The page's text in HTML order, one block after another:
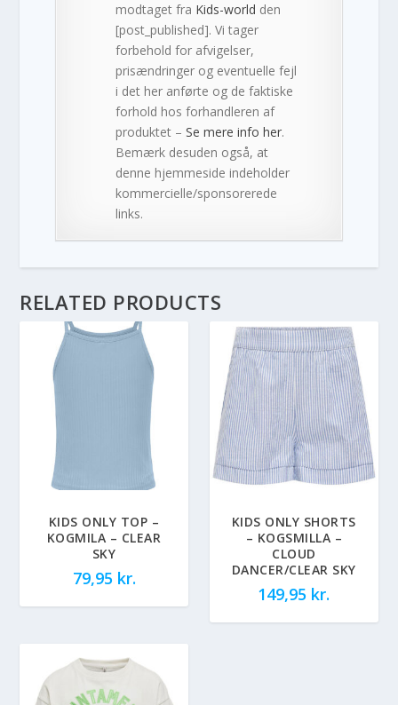
modtaget fra Kids-world den
[post_published]. Vi tager
forbehold for afvigelser,
prisændringer og eventuelle fejl
i det her anførte og de faktiske
forhold hos forhandleren af
produktet –Se mere info her.
Bemærk desuden også, at
denne hjemmeside indeholder
kommercielle/sponsorerede
links.
RELATED PRODUCTS
KIDS ONLY TOP –
KOGMILA – CLEAR
SKY
79,95 kr.
KIDS ONLY SHORTS
– KOGSMILLA –
CLOUD
DANCER/CLEAR SKY
149,95 kr.